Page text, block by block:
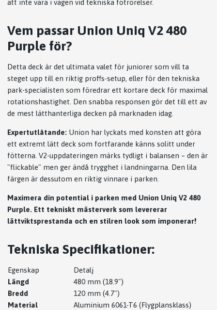
att inte vara i vägen vid tekniska fotrörelser.
Vem passar Union Uniq V2 480
Purple för?
Detta deck är det ultimata valet för juniorer som vill ta
steget upp till en riktig proffs-setup, eller för den tekniska
park-specialisten som föredrar ett kortare deck för maximal
rotationshastighet. Den snabba responsen gör det till ett av
de mest lätthanterliga decken på marknaden idag.
Expertutlåtande: Union har lyckats med konsten att göra
ett extremt lätt deck som fortfarande känns solitt under
fötterna. V2-uppdateringen märks tydligt i balansen – den är
"flickable" men ger ändå trygghet i landningarna. Den lila
färgen är dessutom en riktig vinnare i parken.
Maximera din potential i parken med Union Uniq V2 480
Purple. Ett tekniskt mästerverk som levererar
lättviktsprestanda och en stilren look som imponerar!
Tekniska Specifikationer:
Egenskap
Detalj
Längd
480 mm (18.9")
Bredd
120 mm (4.7")
Material
Aluminium 6061-T6 (Flygplansklass)